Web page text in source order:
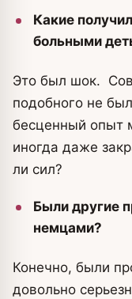
Какие
больными
Это был шок.
подобного не
бесценный опыт
иногда даже
ли сил?
Были другие
немцами?
Конечно, были
довольно